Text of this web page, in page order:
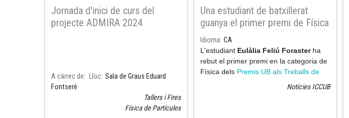
Jornada d'inici de curs del
projecte ADMIRA 2024
A càrrec de Lloc Sala de Graus Eduard
Fontserè
Tallers i Fires
Física de Partícules
Una estudiant de batxillerat
guanya el primer premi de Física
de la UB amb un treball sobre el
moviment microscòpic
Idioma CA
L'estudiant Eulàlia Feliú Forasterha
rebut el primer premi en la categoria de
Física dels Premis UB als Treballs de
gràcies al
Notícies ICCUB